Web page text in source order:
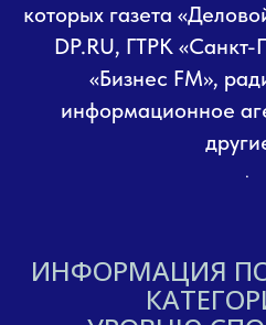
которых газета
DP.RU, ГТРК
«Бизнес FM»,
информационное
.
ИНФОРМАЦИЯ